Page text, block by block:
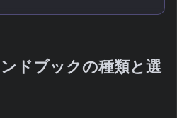
ドブックの種類と選